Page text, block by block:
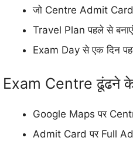
जो Centre Admit Card
Travel Plan पहले से
Exam Day से एक दिन
Exam Centre ढूंढने
Google Maps पर
Admit Card पर Full